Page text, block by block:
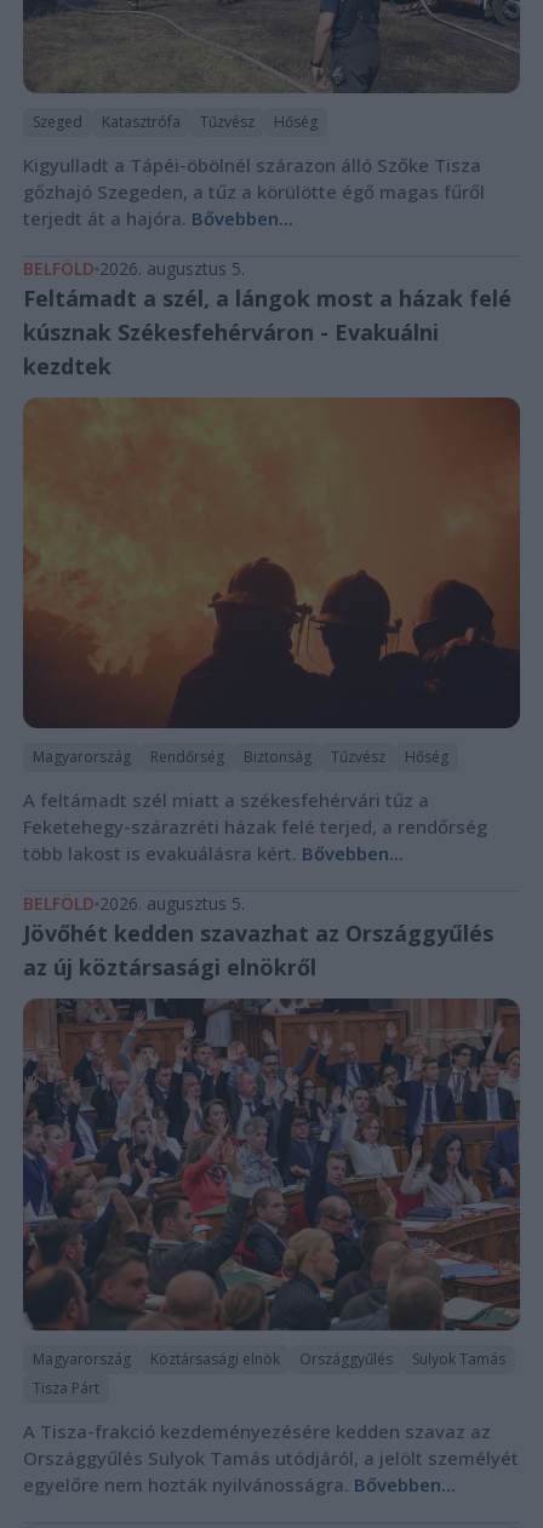
Szeged Katasztrófa Tűzvész Hőség
Kigyulladt a Tápéi-öbölnél szárazon álló Szőke Tisza
gőzhajó Szegeden, a tűz a körülötte égő magas fűről
terjedt át a hajóra. Bővebben...
BELFÖLD 2026. augusztus 5.
Feltámadt a szél, a lángok most a házak felé
kúsznak Székesfehérváron - Evakuálni
kezdtek
Magyarország Rendőrség Biztonság Tűzvész Hőség
A feltámadt szél miatt a székesfehérvári tűz a
Feketehegy-szárazréti házak felé terjed, a rendőrség
több lakost is evakuálásra kért. Bővebben...
BELFÖLD 2026. augusztus 5.
Jövőhét kedden szavazhat az Országgyűlés
az új köztársasági elnökről
Magyarország Köztársasági elnök Országgyűlés
Sulyok Tamás
Tisza Párt
A Tisza-frakció kezdeményezésére kedden szavaz az
Országgyűlés Sulyok Tamás utódjáról, a jelölt személyét
egyelőre nem hozták nyilvánosságra. Bővebben...